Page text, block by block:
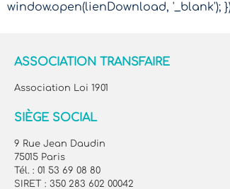
window.open(lienDownload, '_blank');
ASSOCIATION TRANSFAIRE
Association Loi 1901
SIÈGE SOCIAL
9 Rue Jean Daudin
75015 Paris
Tél. : 01 53 69 08 80
SIRET : 350 283 602 00042